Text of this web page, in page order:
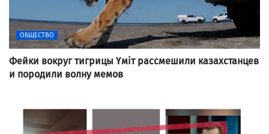
ОБЩЕСТВО
Фейки вокруг тигрицы Үміт рассмешили казахстанцев
и породили волну мемов